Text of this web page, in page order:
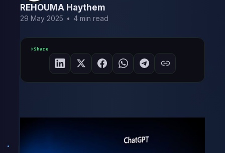
REHOUMA Haythem
29 May 2025 • 4 min read
Share